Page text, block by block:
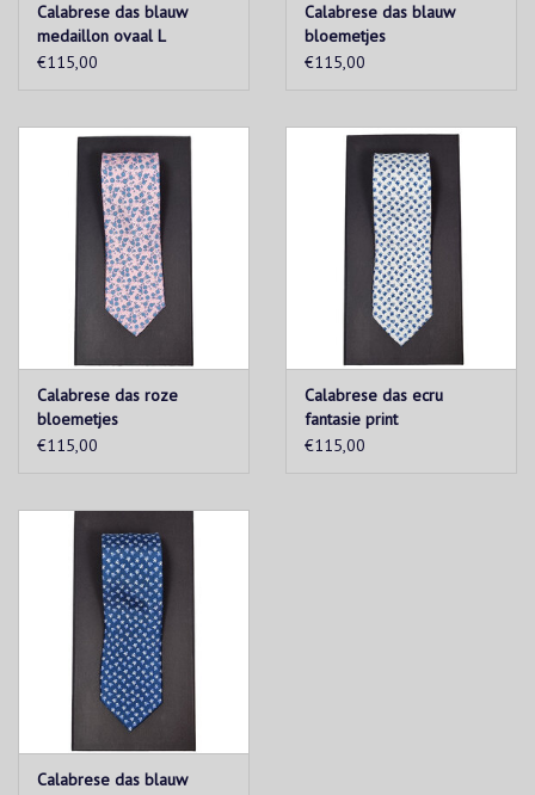
Calabrese das blauw
medaillon ovaal L
€115,00
Calabrese das blauw
bloemetjes
€115,00
Calabrese das roze
bloemetjes
€115,00
Calabrese das ecru
fantasie print
€115,00
Calabrese das blauw